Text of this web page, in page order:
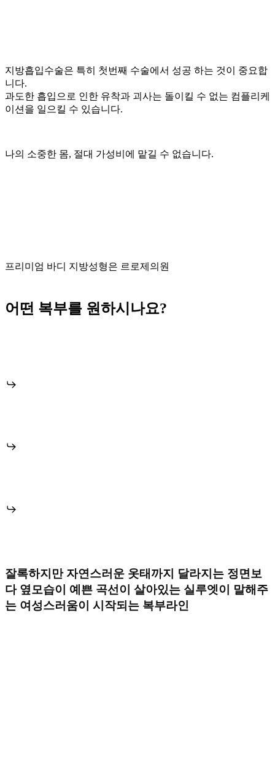
지방흡입수술은 특히 첫번째 수술에서 성공 하는 것이 중요합
니다.
과도한 흡입으로 인한 유착과 괴사는 돌이킬 수 없는 컴플리케
이션을 일으킬 수 있습니다.
나의 소중한 몸, 절대 가성비에 맡길 수 없습니다.
프리미엄 바디 지방성형은 르로제의원
어떤 복부를 원하시나요?
잘록하지만 자연스러운 옷태까지 달라지는 정면보
다 옆모습이 예쁜 곡선이 살아있는 실루엣이 말해주
는 여성스러움이 시작되는 복부라인